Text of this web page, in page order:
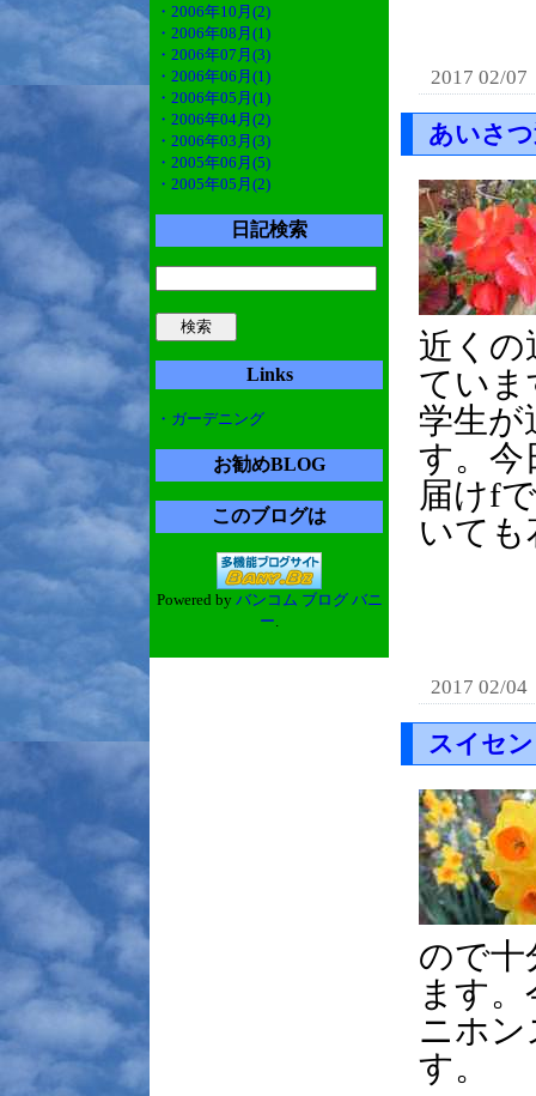
・2006年10月(2)
・2006年08月(1)
・2006年07月(3)
・2006年06月(1)
・2006年05月(1)
・2006年04月(2)
・2006年03月(3)
・2005年06月(5)
・2005年05月(2)
日記検索
Links
・ガーデニング
お勧めBLOG
このブログは
Powered by バンコム ブログ バニ
ー.
2017 02/07
あいさ
近くの
ていま
学生が
す。今
届けf
いても
2017 02/04
スイセン
ので十
ます
ニホ
す。